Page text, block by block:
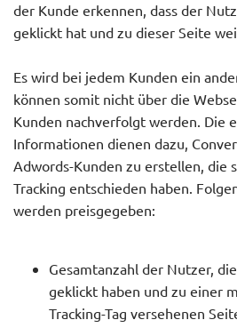
der Kunde erkennen, dass der
geklickt hat und zu dieser Seite
Es wird bei jedem Kunden ein
können somit nicht über die
Kunden nachverfolgt werden. Die
Informationen dienen dazu,
Adwords-Kunden zu erstellen, die
Tracking entschieden haben.
werden preisgegeben:
Gesamtanzahl der Nutzer,
geklickt haben und zu einer
Tracking-Tag versehenen